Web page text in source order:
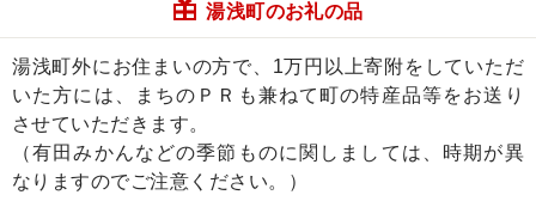
湯浅町のお礼の品
湯浅町外にお住まいの方で、1万円以上寄附をしていただ
いた方には、まちのＰＲも兼ねて町の特産品等をお送り
させていただきます。
（有田みかんなどの季節ものに関しましては、時期が異
なりますのでご注意ください。）